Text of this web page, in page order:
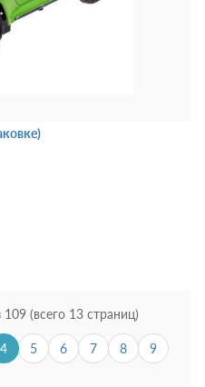
(всего 13 страниц)
4 5 6 7 8
9